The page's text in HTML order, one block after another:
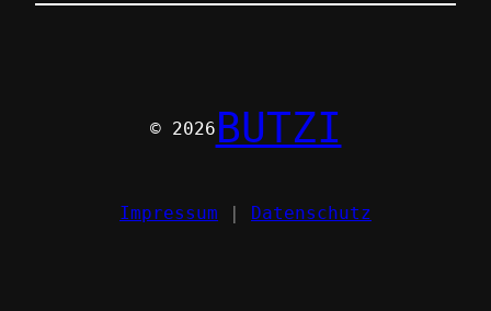
© 2026 BUTZI
Impressum Datenschutz